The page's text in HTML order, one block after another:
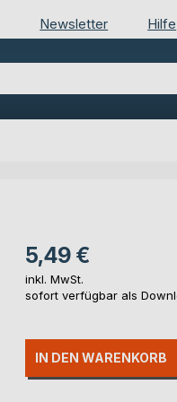
Newsletter Hilfe
5,49 €
inkl. MwSt.
sofort verfügbar als
IN DEN WARENKORB